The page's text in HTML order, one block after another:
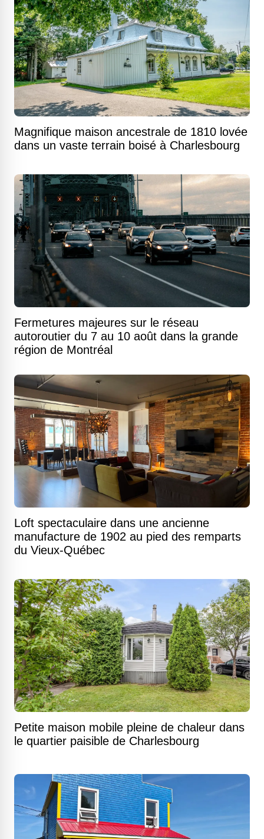
Magnifique maison ancestrale de 1810 lovée
dans un vaste terrain boisé à Charlesbourg
Fermetures majeures sur le réseau
autoroutier du 7 au 10 août dans la grande
région de Montréal
Loft spectaculaire dans une ancienne
manufacture de 1902 au pied des remparts
du Vieux-Québec
Petite maison mobile pleine de chaleur dans
le quartier paisible de Charlesbourg